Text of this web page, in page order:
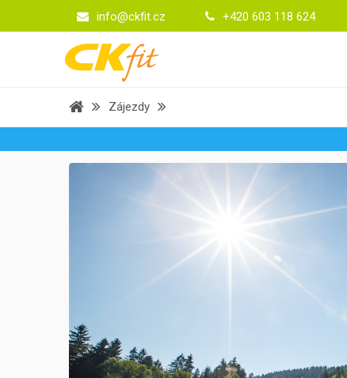
info@ckfit.cz +420 603 118 624
Zájezdy